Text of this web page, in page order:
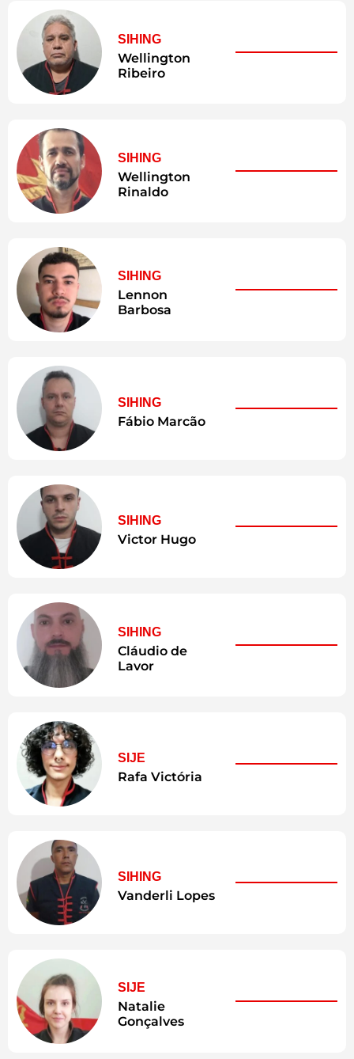
SIHING
Wellington
Ribeiro
SIHING
Wellington
Rinaldo
SIHING
Lennon
Barbosa
SIHING
Fábio Marcão
SIHING
Victor Hugo
SIHING
Cláudio de
Lavor
SIJE
Rafa Victória
SIHING
Vanderli Lopes
SIJE
Natalie
Gonçalves